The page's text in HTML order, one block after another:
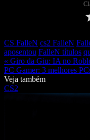
CS FalleN cs2 FalleN
aposentou FalleN títulos
« Giro da Giu: IA no
PC Gamer: 3 melhores
Veja também
CS2